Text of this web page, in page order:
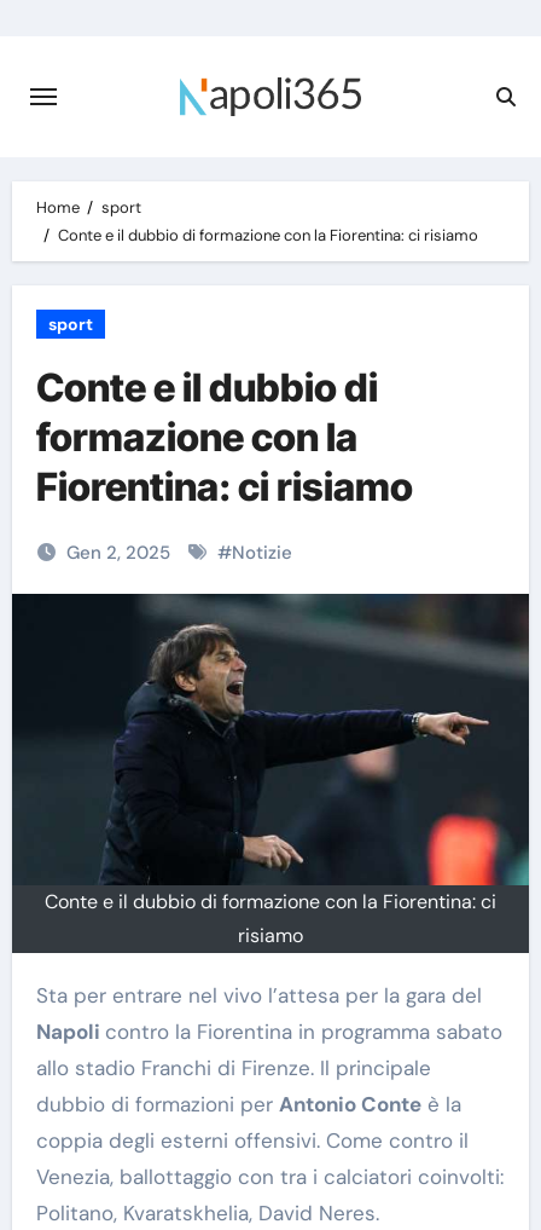
content
Home
sport
Conte e il dubbio di formazione con la Fiorentina: ci risiamo
sport
Conte e il dubbio di
formazione con la
Fiorentina: ci risiamo
Gen 2, 2025 #Notizie
Conte e il dubbio di formazione con la Fiorentina: ci
risiamo
Sta per entrare nel vivo l’attesa per la gara del
Napoli contro la Fiorentina in programma sabato
allo stadio Franchi di Firenze. Il principale
dubbio di formazioni per Antonio Conteè la
coppia degli esterni offensivi. Come contro il
Venezia, ballottaggio con tra i calciatori coinvolti:
Politano, Kvaratskhelia, David Neres.